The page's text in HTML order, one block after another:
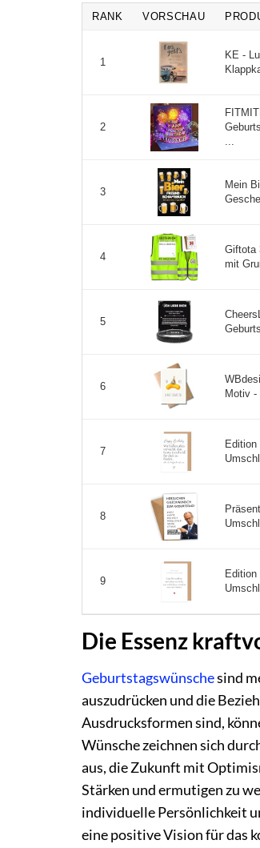
RANK VORSCHAU
1
KE -
2
...
3
Mein
4
Giftota
mit
5
6
Motiv -
7
8
9
Die Essenz
Geburtstagswünschesind
auszudrücken und die
Ausdrucksformen sind,
Wünsche zeichnen sich
aus, die Zukunft mit
Stärken und ermutigen zu
individuelle Persönlichkeit
eine positive Vision für das